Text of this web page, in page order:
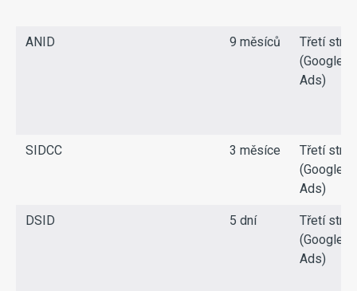
ANID 9 měsíců
Třetí
(Google
Ads)
SIDCC 3 měsíce
Třetí
(Google
Ads)
DSID 5 dní
Třetí
(Google
Ads)